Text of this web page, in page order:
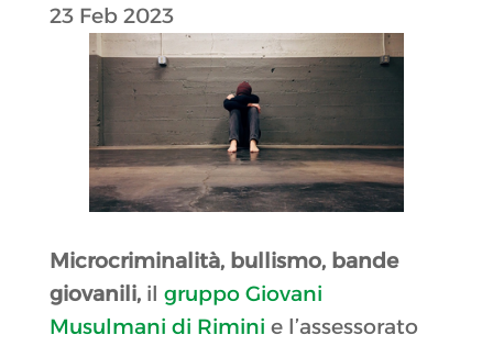
23 Feb 2023
Microcriminalità, bullismo, bande
giovanili,il gruppo Giovani
Musulmani di Rimini e l’assessorato